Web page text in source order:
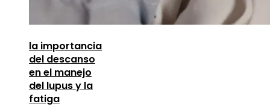
la importancia
del descanso
en el manejo
del lupus y la
fatiga